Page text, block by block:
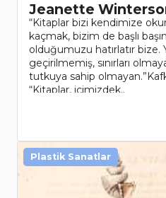
Jeanette
“Kitaplar bizi kendimize
kaçmak, bizim de başlı
olduğumuzu hatırlatır bize.
geçirilmemiş, sınırları
tutkuya sahip
“Kitaplar, içimizdek..
Plastik Sanatlar